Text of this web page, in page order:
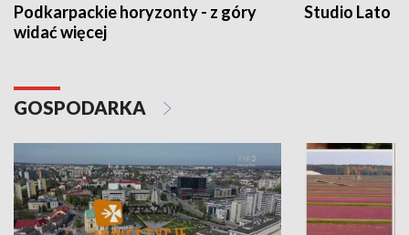
Podkarpackie horyzonty - z góry
widać więcej
Studio Lato
GOSPODARKA